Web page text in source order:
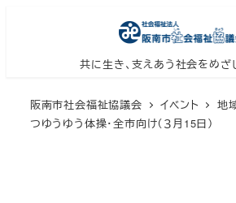
共に生き、支えあう社会をめざ
阪南市社会福祉協議会 イベント 地
つゆうゆう体操・全市向け（３月15日）